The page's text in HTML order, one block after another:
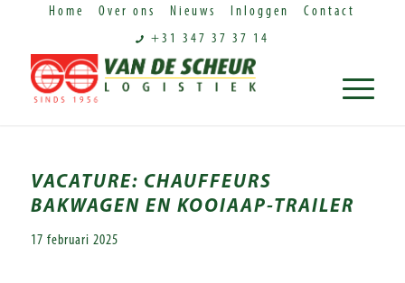
Home Over ons Nieuws Inloggen
Contact
+31 347 37 37 14
VACATURE: CHAUFFEURS
BAKWAGEN EN KOOIAAP-TRAILER
17 februari 2025